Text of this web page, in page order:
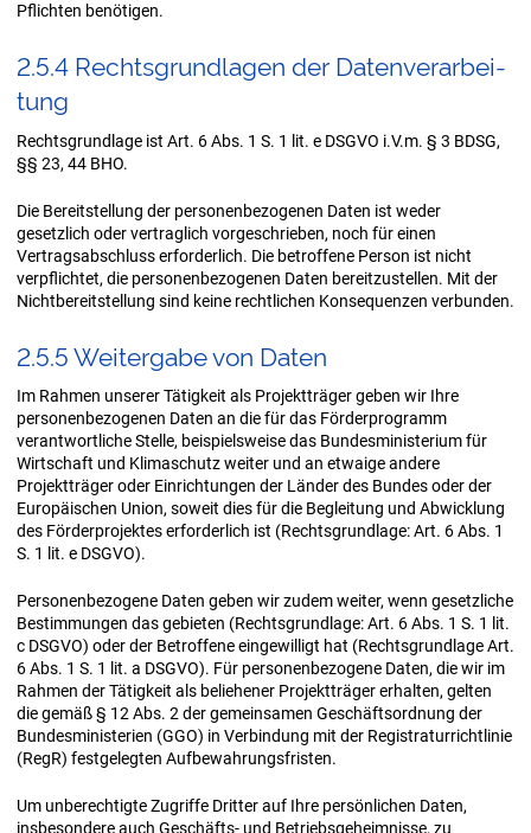
Pflichten benötigen.
2.5.4 Rechts­grund­la­gen der Da­ten­ver­ar­bei­
tung
Rechtsgrundlage ist Art. 6 Abs. 1 S. 1 lit. e DSGVO i.V.m. § 3 BDSG,
§§ 23, 44 BHO.
Die Bereitstellung der personenbezogenen Daten ist weder
gesetzlich oder vertraglich vorgeschrieben, noch für einen
Vertragsabschluss erforderlich. Die betroffene Person ist nicht
verpflichtet, die personenbezogenen Daten bereitzustellen. Mit der
Nichtbereitstellung sind keine rechtlichen Konsequenzen verbunden.
2.5.5 Wei­ter­ga­be von Daten
Im Rahmen unserer Tätigkeit als Projektträger geben wir Ihre
personenbezogenen Daten an die für das Förderprogramm
verantwortliche Stelle, beispielsweise das Bundesministerium für
Wirtschaft und Klimaschutz weiter und an etwaige andere
Projektträger oder Einrichtungen der Länder des Bundes oder der
Europäischen Union, soweit dies für die Begleitung und Abwicklung
des Förderprojektes erforderlich ist (Rechtsgrundlage: Art. 6 Abs. 1
S. 1 lit. e DSGVO).
Personenbezogene Daten geben wir zudem weiter, wenn gesetzliche
Bestimmungen das gebieten (Rechtsgrundlage: Art. 6 Abs. 1 S. 1 lit.
c DSGVO) oder der Betroffene eingewilligt hat (Rechtsgrundlage Art.
6 Abs. 1 S. 1 lit. a DSGVO). Für personenbezogene Daten, die wir im
Rahmen der Tätigkeit als beliehener Projektträger erhalten, gelten
die gemäß § 12 Abs. 2 der gemeinsamen Geschäftsordnung der
Bundesministerien (GGO) in Verbindung mit der Registraturrichtlinie
(RegR) festgelegten Aufbewahrungsfristen.
Um unberechtigte Zugriffe Dritter auf Ihre persönlichen Daten,
insbesondere auch Geschäfts- und Betriebsgeheimnisse, zu